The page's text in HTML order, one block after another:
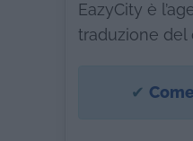
EazyCity è
traduzione del
✔